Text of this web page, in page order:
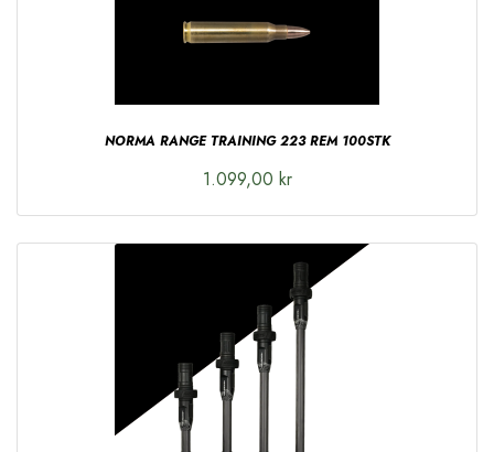
NORMA RANGE TRAINING 223 REM 100STK
1.099,00 kr